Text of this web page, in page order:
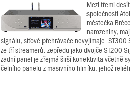
Mezi třemi
společnosti
městečka
narozeniny,
signálu, síťové přehrávače nevyjímaje.
ze tří streamerů: zepředu jako dvojče ST200
zadní panel je zřejmá širší konektivita včetně
čelního panelu z masivního hliníku, jehož